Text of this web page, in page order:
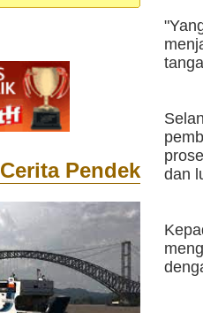
Cerita Pendek
dan